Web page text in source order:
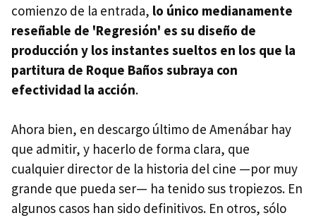
comienzo de la entrada, lo único medianamente
reseñable de 'Regresión' es su diseño de
producción y los instantes sueltos en los que la
partitura de Roque Baños subraya con
efectividad la acción.
Ahora bien, en descargo último de Amenábar hay
que admitir, y hacerlo de forma clara, que
cualquier director de la historia del cine —por muy
grande que pueda ser— ha tenido sus tropiezos. En
algunos casos han sido definitivos. En otros, sólo